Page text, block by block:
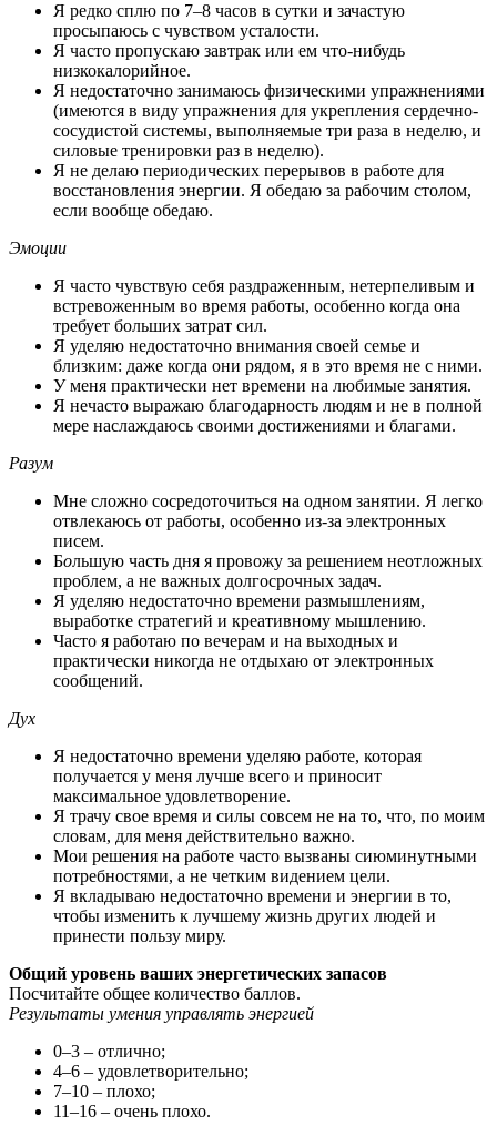
Я редко сплю по 7–8 часов в сутки и зачастую
просыпаюсь с чувством усталости.
Я часто пропускаю завтрак или ем что-нибудь
низкокалорийное.
Я недостаточно занимаюсь физическими упражнениями
(имеются в виду упражнения для укрепления сердечно-
сосудистой системы, выполняемые три раза в неделю, и
силовые тренировки раз в неделю).
Я не делаю периодических перерывов в работе для
восстановления энергии. Я обедаю за рабочим столом,
если вообще обедаю.
Эмоции
Я часто чувствую себя раздраженным, нетерпеливым и
встревоженным во время работы, особенно когда она
требует больших затрат сил.
Я уделяю недостаточно внимания своей семье и
близким: даже когда они рядом, я в это время не с ними.
У меня практически нет времени на любимые занятия.
Я нечасто выражаю благодарность людям и не в полной
мере наслаждаюсь своими достижениями и благами.
Разум
Мне сложно сосредоточиться на одном занятии. Я легко
отвлекаюсь от работы, особенно из-за электронных
писем.
Большую часть дня я провожу за решением неотложных
проблем, а не важных долгосрочных задач.
Я уделяю недостаточно времени размышлениям,
выработке стратегий и креативному мышлению.
Часто я работаю по вечерам и на выходных и
практически никогда не отдыхаю от электронных
сообщений.
Дух
Я недостаточно времени уделяю работе, которая
получается у меня лучше всего и приносит
максимальное удовлетворение.
Я трачу свое время и силы совсем не на то, что, по моим
словам, для меня действительно важно.
Мои решения на работе часто вызваны сиюминутными
потребностями, а не четким видением цели.
Я вкладываю недостаточно времени и энергии в то,
чтобы изменить к лучшему жизнь других людей и
принести пользу миру.
Общий уровень ваших энергетических запасов
Посчитайте общее количество баллов.
Результаты умения управлять энергией
0–3 – отлично;
4–6 – удовлетворительно;
7–10 – плохо;
11–16 – очень плохо.